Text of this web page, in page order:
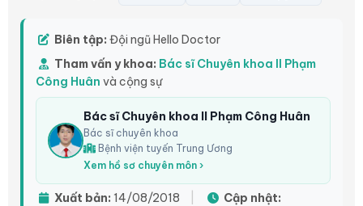
Biên tập: Đội ngũ Hello Doctor
Tham vấn y khoa: Bác sĩ Chuyên khoa II Phạm
Công Huân và cộng sự
Bác sĩ Chuyên khoa II Phạm Công Huân
Bác sĩ chuyên khoa
Bệnh viện tuyến Trung Ương
Xem hồ sơ chuyên môn ›
Xuất bản: 14/08/2018
Cập nhật: